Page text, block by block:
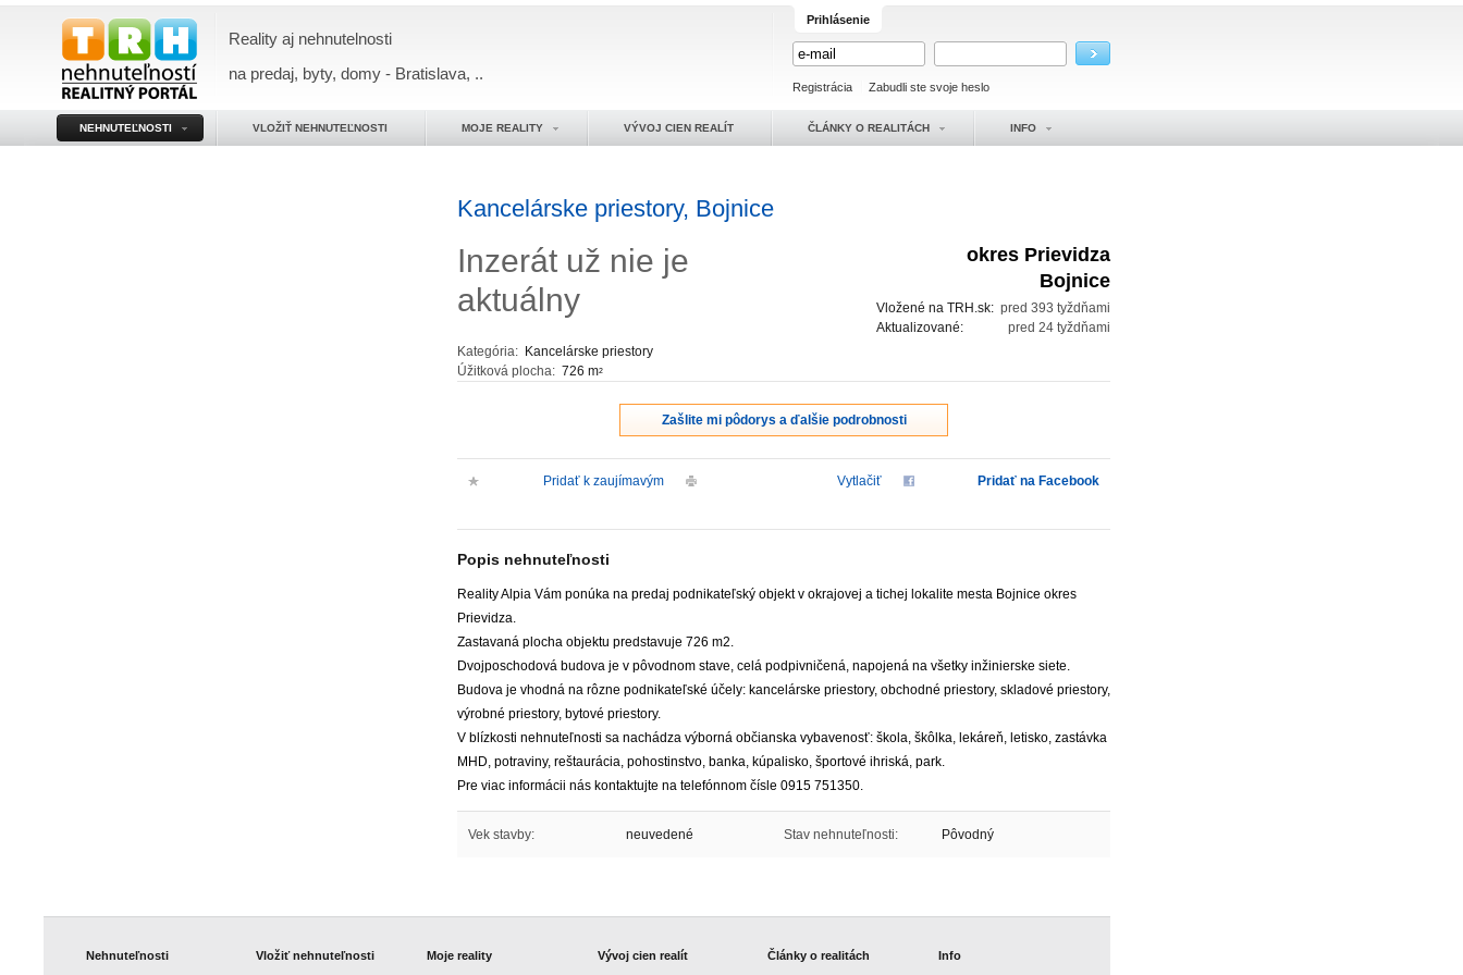
Reality aj nehnutelnosti
na predaj, byty, domy - Bratislava, ..
Prihlásenie
Registrácia Zabudli ste svoje heslo
NEHNUTEĽNOSTI VLOŽIŤ NEHNUTEĽNOSTI MOJE REALITY VÝVOJ CIEN REALÍT ČLÁNKY O REALITÁCH INFO
Kancelárske priestory, Bojnice
Inzerát už nie je
aktuálny
Kategória: Kancelárske priestory
Úžitková plocha: 726 m2
okres Prievidza
Bojnice
pred 393 tyždňami
Vložené na TRH.sk:
pred 24 tyždňami
Aktualizované:
Zašlite mi pôdorys a ďalšie podrobnosti
Pridať k zaujímavým Vytlačiť Pridať na Facebook
Popis nehnuteľnosti
Reality Alpia Vám ponúka na predaj podnikateľský objekt v okrajovej a tichej lokalite mesta Bojnice okres
Prievidza.
Zastavaná plocha objektu predstavuje 726 m2.
Dvojposchodová budova je v pôvodnom stave, celá podpivničená, napojená na všetky inžinierske siete.
Budova je vhodná na rôzne podnikateľské účely: kancelárske priestory, obchodné priestory, skladové priestory,
výrobné priestory, bytové priestory.
V blízkosti nehnuteľnosti sa nachádza výborná občianska vybavenosť: škola, škôlka, lekáreň, letisko, zastávka
MHD, potraviny, reštaurácia, pohostinstvo, banka, kúpalisko, športové ihriská, park.
Pre viac informácii nás kontaktujte na telefónnom čísle 0915 751350.
Vek stavby: neuvedené Stav nehnuteľnosti: Pôvodný
Nehnuteľnosti Vložiť nehnuteľnosti Moje reality Vývoj cien realít Články o realitách Info